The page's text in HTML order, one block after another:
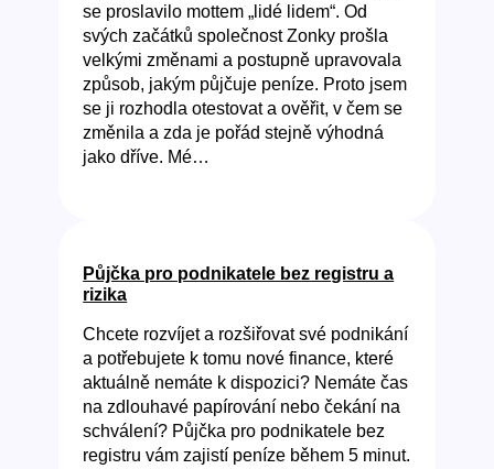
se proslavilo mottem „lidé lidem“. Od
svých začátků společnost Zonky prošla
velkými změnami a postupně upravovala
způsob, jakým půjčuje peníze. Proto jsem
se ji rozhodla otestovat a ověřit, v čem se
změnila a zda je pořád stejně výhodná
jako dříve. Mé…
Půjčka pro podnikatele bez registru a
rizika
Chcete rozvíjet a rozšiřovat své podnikání
a potřebujete k tomu nové finance, které
aktuálně nemáte k dispozici? Nemáte čas
na zdlouhavé papírování nebo čekání na
schválení? Půjčka pro podnikatele bez
registru vám zajistí peníze během 5 minut.